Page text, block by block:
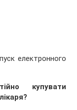
електронного
купувати